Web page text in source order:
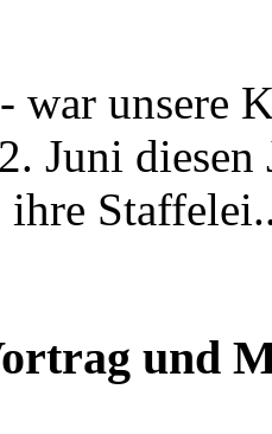
war unsere
Juni
und